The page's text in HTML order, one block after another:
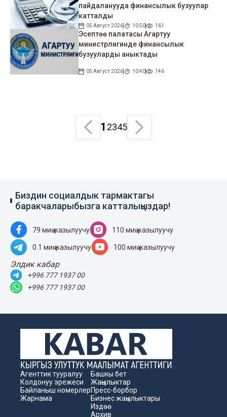
пайдаланууда финансылык бузуулар
катталды
05 Август 2026 10:50 161
Эсептөө палатасы Агартуу
министрлигинде финансылык
бузууларды аныктады
05 Август 2026 10:40 146
1 2345
Биздин социалдык тармактагы
баракчаларыбызга катталыңыздар!
79 миң жазылуучу 110 миң жазылуучу
0.1 миң жазылуучу 100 миң жазылуучу
Элдик кабар
+996 777 1937 00
+996 777 1937 00
Агенттик тууралуу
Колдонуу эрежеси
Байланыш номерлер
Жарнама
Башкы бет
Жаңылыктар
Пресс-борбор
Бизнес жаңылыктары
Издөө
Архив